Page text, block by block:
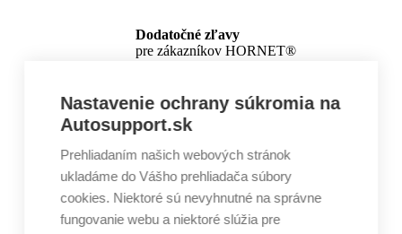
Dodatočné zľavy
pre zákazníkov HORNET®
Nastavenie ochrany súkromia na
Autosupport.sk
Prehliadaním našich webových stránok
ukladáme do Vášho prehliadača súbory
cookies. Niektoré sú nevyhnutné na správne
fungovanie webu a niektoré slúžia pre